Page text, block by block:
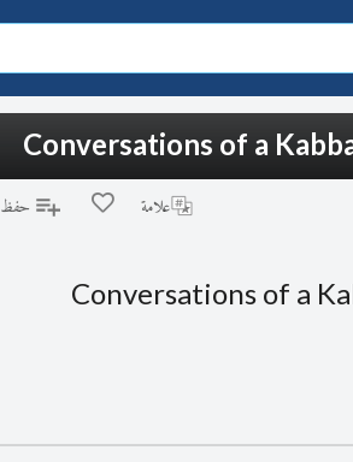
Conversations of a
علامة حفظ
Conversations of a